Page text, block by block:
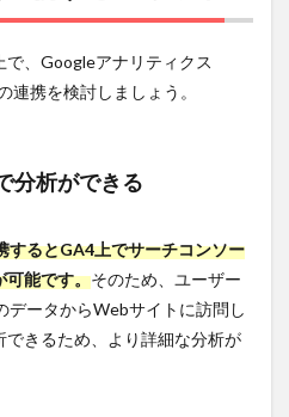
、Googleアナリティクス
携を検討しましょう。
分析ができる
るとGA4上でサーチコンソー
可能です。そのため、ユーザー
データからWebサイトに訪問し
きるため、より詳細な分析が